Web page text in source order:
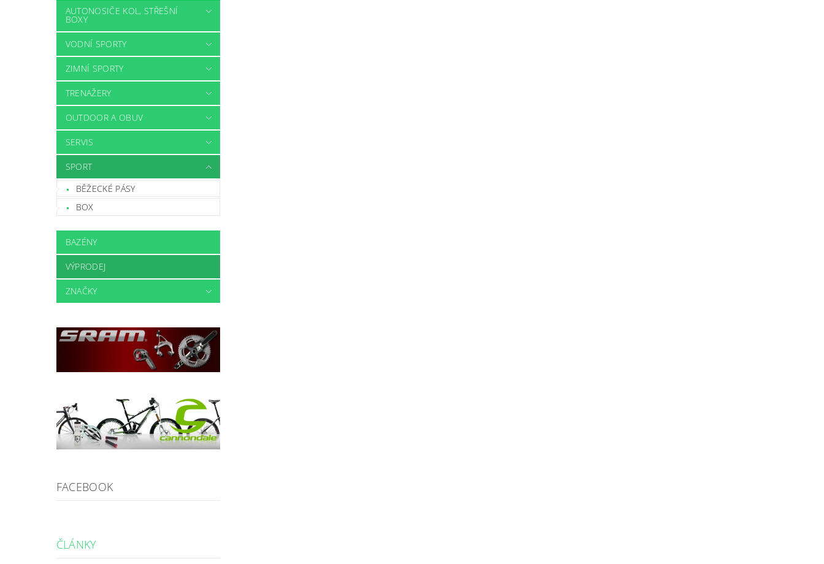
AUTONOSIČE KOL, STŘEŠNÍ
BOXY
VODNÍ SPORTY
ZIMNÍ SPORTY
TRENAŽERY
OUTDOOR A OBUV
SERVIS
SPORT
BĚŽECKÉ PÁSY
BOX
BAZÉNY
VÝPRODEJ
ZNAČKY
FACEBOOK
ČLÁNKY